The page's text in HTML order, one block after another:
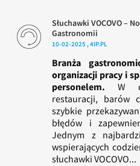
Słuchawki VOCOVO –
Gastronomii
10-02-2025 , 4IP.PL
Branża
organizacji pracy i
personelem. W
restauracji, barów
szybkie
błędów i
Jednym z
wspierających
słuchawki VOCOVO...